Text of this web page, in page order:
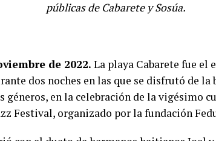
públicas de Cabarete y Sosúa.
de 2022. La playa Cabarete fue el
dos noches en las que se disfrutó de
géneros, en la celebración de la vigésimo
Festival, organizado por la fundación